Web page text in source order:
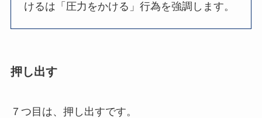
けるは「圧力をかける」行為を強調します。
押し出す
７つ目は、押し出すです。